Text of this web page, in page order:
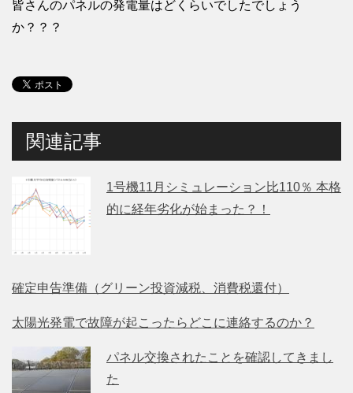
皆さんのパネルの発電量はどくらいでしたでしょう
か？？？
関連記事
1号機11月シミュレーション比110％ 本格
的に経年劣化が始まった？！
確定申告準備（グリーン投資減税、消費税還付）
太陽光発電で故障が起こったらどこに連絡するのか？
パネル交換されたことを確認してきまし
た